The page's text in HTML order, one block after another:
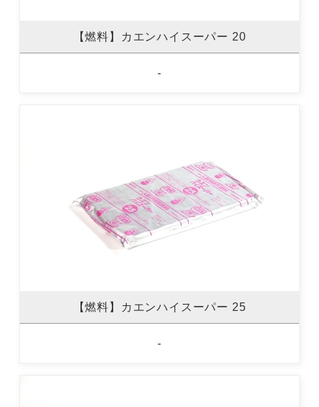
【燃料】カエンハイスーパー 20
-
【燃料】カエンハイスーパー 25
-